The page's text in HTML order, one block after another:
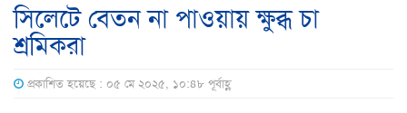
সিলেটে বেতন না পাওয়ায় ক্ষুব্ধ চা
শ্রমিকরা
প্রকাশিত হয়েছে : ০৫ মে ২০২৫, ১০:৪৮ পূর্বাহ্ণ